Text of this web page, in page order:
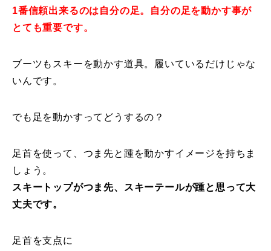
レッスン動画一覧
無料プレゼント動画
常時メルマガ
1番信頼出来るのは自分の足。自分の足を動かす事が
とても重要です。
ブーツもスキーを動かす道具。履いているだけじゃな
いんです。
でも足を動かすってどうするの？
足首を使って、つま先と踵を動かすイメージを持ちま
しょう。
スキートップがつま先、スキーテールが踵と思って大
丈夫です。
足首を支点に